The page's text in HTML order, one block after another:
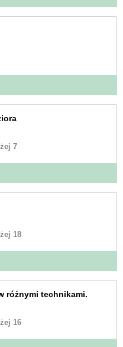
7
18
różnymi technikami.
16